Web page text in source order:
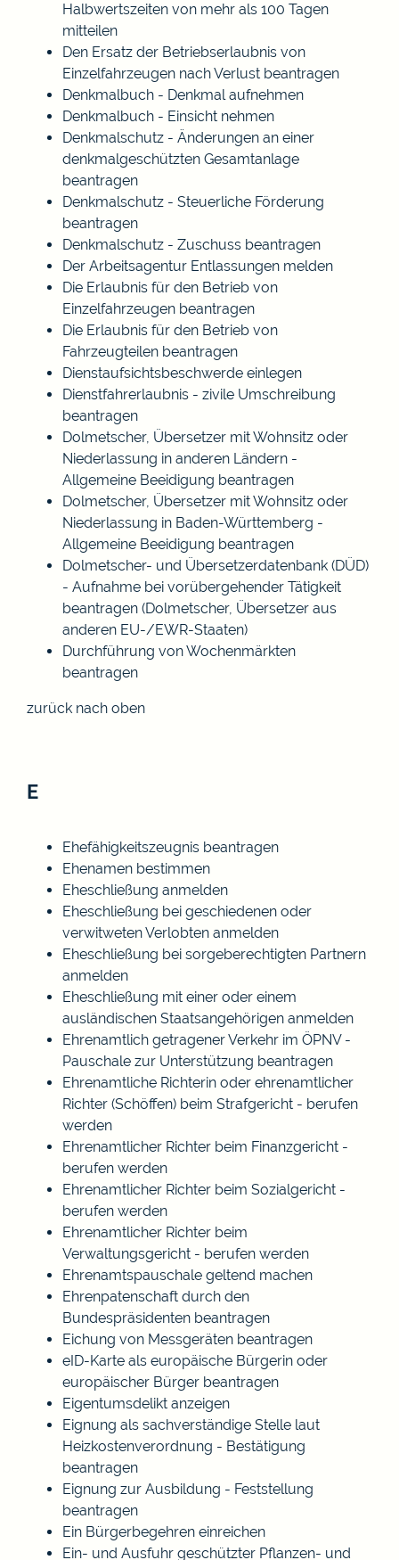
Halbwertszeiten von mehr als 100 Tagen
mitteilen
Den Ersatz der Betriebserlaubnis von
Einzelfahrzeugen nach Verlust beantragen
Denkmalbuch - Denkmal aufnehmen
Denkmalbuch - Einsicht nehmen
Denkmalschutz - Änderungen an einer
denkmalgeschützten Gesamtanlage
beantragen
Denkmalschutz - Steuerliche Förderung
beantragen
Denkmalschutz - Zuschuss beantragen
Der Arbeitsagentur Entlassungen melden
Die Erlaubnis für den Betrieb von
Einzelfahrzeugen beantragen
Die Erlaubnis für den Betrieb von
Fahrzeugteilen beantragen
Dienstaufsichtsbeschwerde einlegen
Dienstfahrerlaubnis - zivile Umschreibung
beantragen
Dolmetscher, Übersetzer mit Wohnsitz oder
Niederlassung in anderen Ländern -
Allgemeine Beeidigung beantragen
Dolmetscher, Übersetzer mit Wohnsitz oder
Niederlassung in Baden-Württemberg -
Allgemeine Beeidigung beantragen
Dolmetscher- und Übersetzerdatenbank (DÜD)
- Aufnahme bei vorübergehender Tätigkeit
beantragen (Dolmetscher, Übersetzer aus
anderen EU-/EWR-Staaten)
Durchführung von Wochenmärkten
beantragen
zurück nach oben
E
Ehefähigkeitszeugnis beantragen
Ehenamen bestimmen
Eheschließung anmelden
Eheschließung bei geschiedenen oder
verwitweten Verlobten anmelden
Eheschließung bei sorgeberechtigten Partnern
anmelden
Eheschließung mit einer oder einem
ausländischen Staatsangehörigen anmelden
Ehrenamtlich getragener Verkehr im ÖPNV -
Pauschale zur Unterstützung beantragen
Ehrenamtliche Richterin oder ehrenamtlicher
Richter (Schöffen) beim Strafgericht - berufen
werden
Ehrenamtlicher Richter beim Finanzgericht -
berufen werden
Ehrenamtlicher Richter beim Sozialgericht -
berufen werden
Ehrenamtlicher Richter beim
Verwaltungsgericht - berufen werden
Ehrenamtspauschale geltend machen
Ehrenpatenschaft durch den
Bundespräsidenten beantragen
Eichung von Messgeräten beantragen
eID-Karte als europäische Bürgerin oder
europäischer Bürger beantragen
Eigentumsdelikt anzeigen
Eignung als sachverständige Stelle laut
Heizkostenverordnung - Bestätigung
beantragen
Eignung zur Ausbildung - Feststellung
beantragen
Ein Bürgerbegehren einreichen
Ein- und Ausfuhr geschützter Pflanzen- und